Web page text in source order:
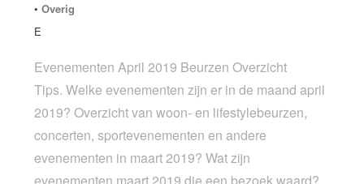
•Overig
E
Evenementen April 2019 Beurzen Overzicht
Tips. Welke evenementen zijn er in de maand april
2019? Overzicht van woon- en lifestylebeurzen,
concerten, sportevenementen en andere
evenementen in maart 2019? Wat zijn